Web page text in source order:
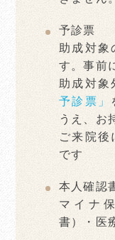
予診票
助成対象
す。事前
助成対象
予診票」
うえ、お
ご来院後
です
本人確認
マイナ
書）・医